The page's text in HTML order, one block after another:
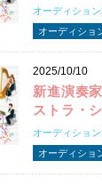
オーディショ
オーディショ
2025/10/10
新進演奏
ストラ・
オーディショ
オーディショ